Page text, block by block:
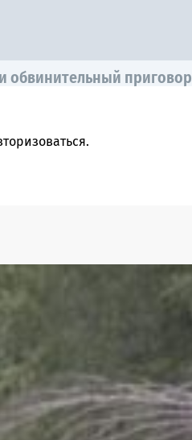
обвинительный приговор
.